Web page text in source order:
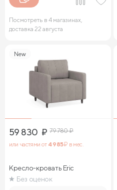
Посмотреть в 4 магазинах,
доставка 22 августа
New
59 830 ₽ 79 780₽
или частями от 4 985₽ в мес.
Кресло-кровать Eric
Без оценок